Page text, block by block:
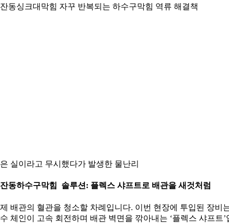
동싱크대막힘 자꾸 반복되는 하수구막힘 역류 해결책
실이라고 무시했다가 발생한 물난리
동하수구막힘 솔루션: 플렉스 샤프트로 배관을 새것처럼
배관의 혈관을 청소할 차례입니다. 이번 현장에 투입된 장비
체인이 고속 회전하며 배관 벽면을 깎아내는 ‘플렉스 샤프트’